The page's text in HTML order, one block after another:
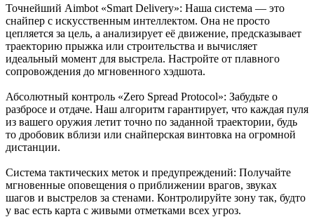
Точнейший Aimbot «Smart Delivery»: Наша система — это
снайпер с искусственным интеллектом. Она не просто
цепляется за цель, а анализирует её движение, предсказывает
траекторию прыжка или строительства и вычисляет
идеальный момент для выстрела. Настройте от плавного
сопровождения до мгновенного хэдшота.
Абсолютный контроль «Zero Spread Protocol»: Забудьте о
разбросе и отдаче. Наш алгоритм гарантирует, что каждая пуля
из вашего оружия летит точно по заданной траектории, будь
то дробовик вблизи или снайперская винтовка на огромной
дистанции.
Система тактических меток и предупреждений: Получайте
мгновенные оповещения о приближении врагов, звуках
шагов и выстрелов за стенами. Контролируйте зону так, будто
у вас есть карта с живыми отметками всех угроз.